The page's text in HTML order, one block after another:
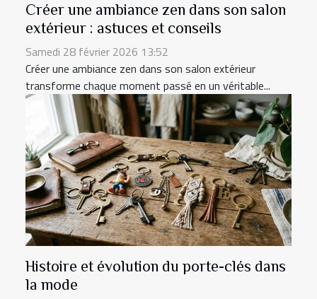
Créer une ambiance zen dans son salon
extérieur : astuces et conseils
Samedi 28 février 2026 13:52
Créer une ambiance zen dans son salon extérieur
transforme chaque moment passé en un véritable...
Histoire et évolution du porte-clés dans
la mode